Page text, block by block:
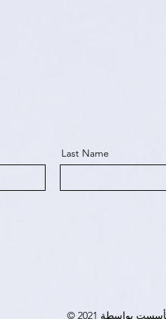
Last Name